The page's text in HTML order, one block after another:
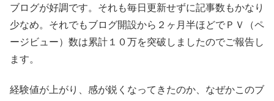
ブログが好調です。それも毎日更新せずに記事数もかなり
少なめ。それでもブログ開設から２ヶ月半ほどでＰＶ（ペ
ージビュー）数は累計１０万を突破しましたのでご報告し
ます。
経験値が上がり、感が鋭くなってきたのか、なぜかこのブ